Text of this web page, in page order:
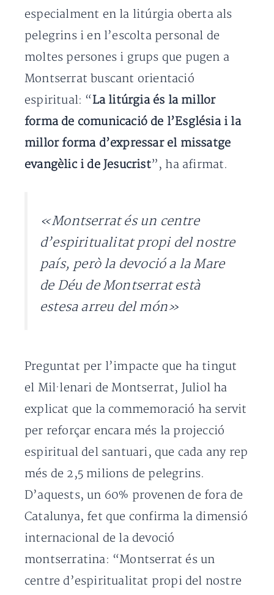
especialment en la litúrgia oberta als
pelegrins i en l’escolta personal de
moltes persones i grups que pugen a
Montserrat buscant orientació
espiritual: “La litúrgia és la millor
forma de comunicació de l’Església i la
millor forma d’expressar el missatge
evangèlic i de Jesucrist”, ha afirmat.
«Montserrat és un centre
d’espiritualitat propi del nostre
país, però la devoció a la Mare
de Déu de Montserrat està
estesa arreu del món»
Preguntat per l’impacte que ha tingut
el Mil·lenari de Montserrat, Juliol ha
explicat que la commemoració ha servit
per reforçar encara més la projecció
espiritual del santuari, que cada any rep
més de 2,5 milions de pelegrins.
D’aquests, un 60% provenen de fora de
Catalunya, fet que confirma la dimensió
internacional de la devoció
montserratina: “Montserrat és un
centre d’espiritualitat propi del nostre